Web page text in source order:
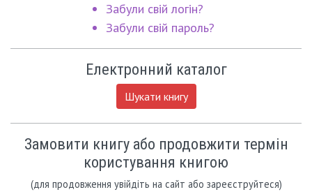
Забули свій логін?
Забули свій пароль?
Електронний каталог
Шукати книгу
Замовити книгу або продовжити термін
користування книгою
(для продовження увійдіть на сайт або зареєструйтеся)